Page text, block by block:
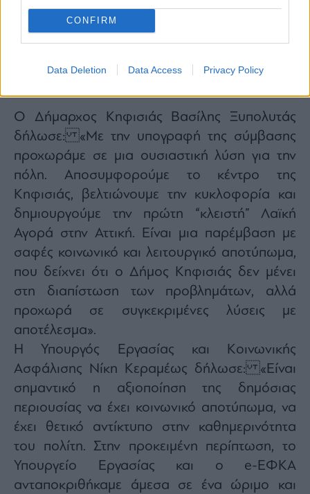
CONFIRM
Data Deletion Data Access Privacy Policy
Ο Δήμαρχος Κηφισιάς Βασίλης Ξυπολυτάς
δήλωσε: «Με την υπογραφή της σύμβασης
προχωράμε σε μια ουσιαστική λύση για την
πόλη. Αποσυμφορούμε το κέντρο της
Κηφισιάς, βελτιώνουμε την κυκλοφορία και
δημιουργούμε την πρώτη “κλειστή” Λαϊκή
Αγορά στην Αττική. Είναι μια παρέμβαση με
σαφές κοινωνικό και λειτουργικό αποτύπωμα,
που δείχνει ότι ο Δήμος Κηφισιάς δεν μένει
στη διαπίστωση των προβλημάτων, αλλά
προχωρά σε συγκεκριμένες λύσεις με
αποτέλεσμα».
Η Υπουργός Εργασίας και Κοινωνικής
Ασφάλισης Νίκη Κεραμέως δήλωσε: «Είναι
σημαντικό η αξιοποίηση της δημόσιας
περιουσίας να έχει κοινωνικό αποτύπωμα, να
έχει θετικό αντίκτυπο στην καθημερινότητα
του πολίτη. Στην προκειμένη περίπτωση, το
Υπουργείο Εργασίας και ο e-ΕΦΚΑ
ανταποκριθήκαμε άμεσα σε ένα ώριμο και